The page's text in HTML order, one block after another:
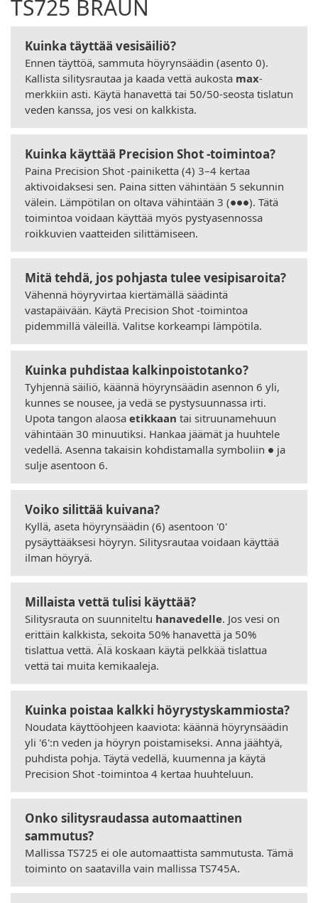
TS725 BRAUN
Kuinka täyttää vesisäiliö?
Ennen täyttöä, sammuta höyrynsäädin (asento 0).
Kallista silitysrautaa ja kaada vettä aukosta max-
merkkiin asti. Käytä hanavettä tai 50/50-seosta tislatun
veden kanssa, jos vesi on kalkkista.
Kuinka käyttää Precision Shot -toimintoa?
Paina Precision Shot -painiketta (4) 3–4 kertaa
aktivoidaksesi sen. Paina sitten vähintään 5 sekunnin
välein. Lämpötilan on oltava vähintään 3 (●●●). Tätä
toimintoa voidaan käyttää myös pystyasennossa
roikkuvien vaatteiden silittämiseen.
Mitä tehdä, jos pohjasta tulee vesipisaroita?
Vähennä höyryvirtaa kiertämällä säädintä
vastapäivään. Käytä Precision Shot -toimintoa
pidemmillä väleillä. Valitse korkeampi lämpötila.
Kuinka puhdistaa kalkinpoistotanko?
Tyhjennä säiliö, käännä höyrynsäädin asennon 6 yli,
kunnes se nousee, ja vedä se pystysuunnassa irti.
Upota tangon alaosa etikkaan tai sitruunamehuun
vähintään 30 minuutiksi. Hankaa jäämät ja huuhtele
vedellä. Asenna takaisin kohdistamalla symboliin ● ja
sulje asentoon 6.
Voiko silittää kuivana?
Kyllä, aseta höyrynsäädin (6) asentoon '0'
pysäyttääksesi höyryn. Silitysrautaa voidaan käyttää
ilman höyryä.
Millaista vettä tulisi käyttää?
Silitysrauta on suunniteltu hanavedelle. Jos vesi on
erittäin kalkkista, sekoita 50% hanavettä ja 50%
tislattua vettä. Älä koskaan käytä pelkkää tislattua
vettä tai muita kemikaaleja.
Kuinka poistaa kalkki höyrystyskammiosta?
Noudata käyttöohjeen kaaviota: käännä höyrynsäädin
yli '6':n veden ja höyryn poistamiseksi. Anna jäähtyä,
puhdista pohja. Täytä vedellä, kuumenna ja käytä
Precision Shot -toimintoa 4 kertaa huuhteluun.
Onko silitysraudassa automaattinen
sammutus?
Mallissa TS725 ei ole automaattista sammutusta. Tämä
toiminto on saatavilla vain mallissa TS745A.